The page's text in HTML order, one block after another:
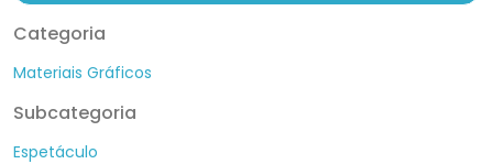
Categoria
Materiais Gráficos
Subcategoria
Espetáculo